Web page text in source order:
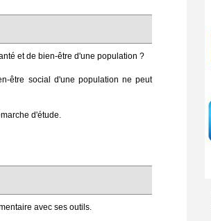
et de bien-être d'une population ?
être social d'une population ne peut
d'étude.
avec ses outils.